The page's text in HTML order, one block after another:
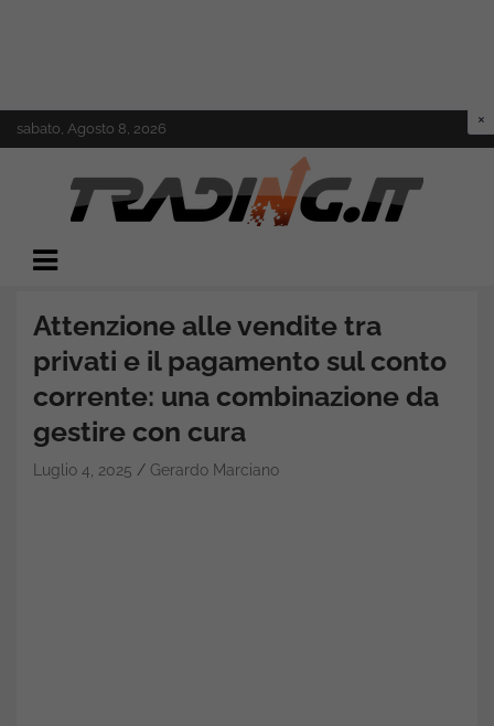
to
sabato, Agosto 8, 2026
Trading.it
Attenzione alle vendite tra
privati e il pagamento sul conto
corrente: una combinazione da
gestire con cura
Luglio 4, 2025 Gerardo Marciano